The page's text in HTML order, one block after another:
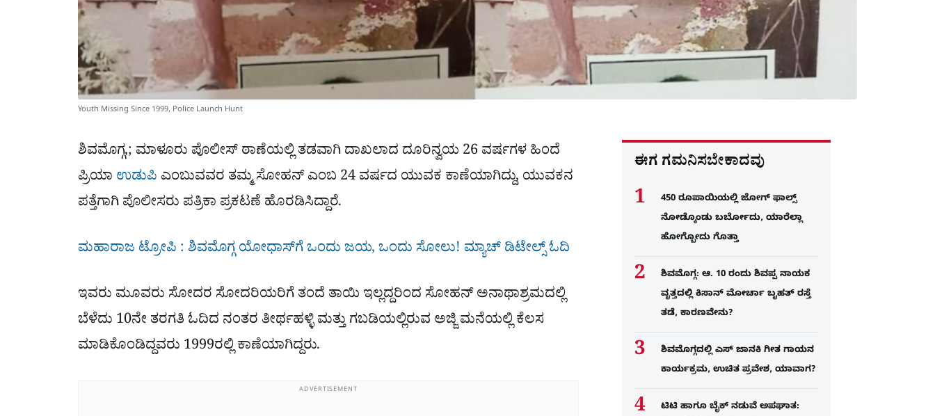
Youth Missing Since 1999, Police Launch Hunt
ಶಿವಮೊಗ್ಗ,; ಮಾಳೂರು ಪೊಲೀಸ್ ಠಾಣೆಯಲ್ಲಿ ತಡವಾಗಿ ದಾಖಲಾದ ದೂರಿನ್ವಯ 26 ವರ್ಷಗಳ ಹಿಂದೆ
ಪ್ರಿಯಾ ಉಡುಪಿ ಎಂಬುವವರ ತಮ್ಮ ಸೋಹನ್ ಎಂಬ 24 ವರ್ಷದ ಯುವಕ ಕಾಣೆಯಾಗಿದ್ದು, ಯುವಕನ
ಪತ್ತೆಗಾಗಿ ಪೊಲೀಸರು ಪತ್ರಿಕಾ ಪ್ರಕಟಣೆ ಹೊರಡಿಸಿದ್ದಾರೆ.
ಮಹಾರಾಜ ಟ್ರೋಪಿ : ಶಿವಮೊಗ್ಗ ಯೋಧಾಸ್​ಗೆ ಒಂದು ಜಯ, ಒಂದು ಸೋಲು! ಮ್ಯಾಚ್​ ಡಿಟೇಲ್ಸ್ ಓದಿ
ಇವರು ಮೂವರು ಸೋದರ ಸೋದರಿಯರಿಗೆ ತಂದೆ ತಾಯಿ ಇಲ್ಲದ್ದರಿಂದ ಸೋಹನ್ ಅನಾಥಾಶ್ರಮದಲ್ಲಿ
ಬೆಳೆದು 10ನೇ ತರಗತಿ ಓದಿದ ನಂತರ ತೀರ್ಥಹಳ್ಳಿ ಮತ್ತು ಗಬಡಿಯಲ್ಲಿರುವ ಅಜ್ಜಿ ಮನೆಯಲ್ಲಿ ಕೆಲಸ
ಮಾಡಿಕೊಂಡಿದ್ದವರು 1999ರಲ್ಲಿ ಕಾಣೆಯಾಗಿದ್ದರು.
ADVERTISEMENT
ಈಗ ಗಮನಿಸಬೇಕಾದವು
450 ರೂಪಾಯಿಯಲ್ಲಿ ಜೋಗ್​ ಫಾಲ್ಸ್​
ನೋಡ್ಕೊಂಡು ಬರ್ಬೋದು, ಯಾರೆಲ್ಲಾ
ಹೋಗ್ಬೋದು ಗೊತ್ತಾ
ಶಿವಮೊಗ್ಗ: ಆ. 10 ರಂದು ಶಿವಪ್ಪ ನಾಯಕ
ವೃತ್ತದಲ್ಲಿ ಕಿಸಾನ್ ಮೋರ್ಚಾ ಬೃಹತ್ ರಸ್ತೆ
ತಡೆ, ಕಾರಣವೇನು?
ಶಿವಮೊಗ್ಗದಲ್ಲಿ ಎಸ್​ ಜಾನಕಿ ಗೀತ ಗಾಯನ
ಕಾರ್ಯಕ್ರಮ, ಉಚಿತ ಪ್ರವೇಶ, ಯಾವಾಗ?
ಟಿಟಿ ಹಾಗೂ ಬೈಕ್ ನಡುವೆ ಅಪಘಾತ: